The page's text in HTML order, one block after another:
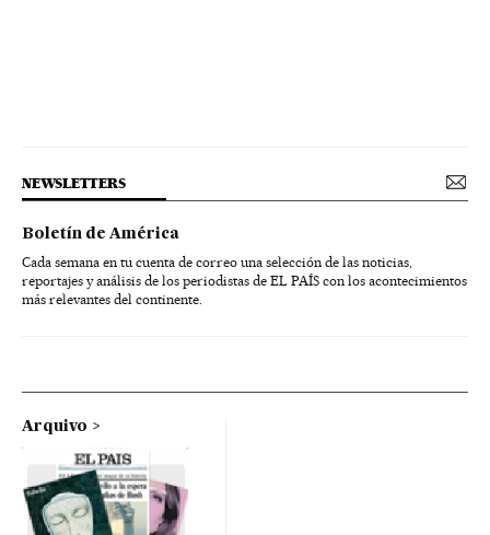
NEWSLETTERS
Boletín de América
Cada semana en tu cuenta de correo una selección de las noticias,
reportajes y análisis de los periodistas de EL PAÍS con los acontecimientos
más relevantes del continente.
Arquivo